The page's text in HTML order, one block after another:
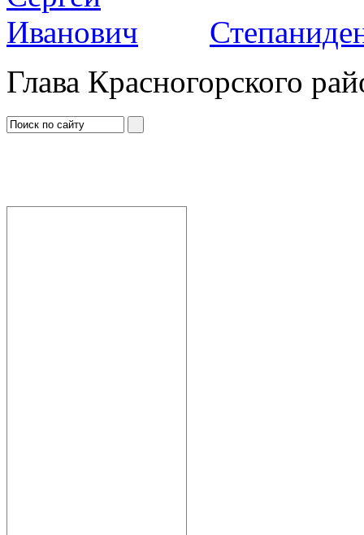
Глава Красногорского